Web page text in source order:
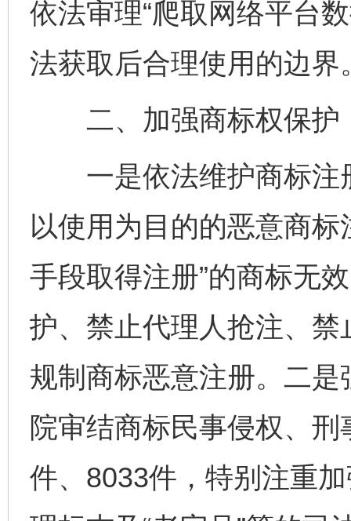
依法审理“爬取网络平台
法获取后合理使用的边界
二、加强商标权保护
一是依法维护商标注
以使用为目的的恶意商标
手段取得注册”的商标无
护、禁止代理人抢注、
规制商标恶意注册。二
院审结商标民事侵权、
件、8033件，特别注重